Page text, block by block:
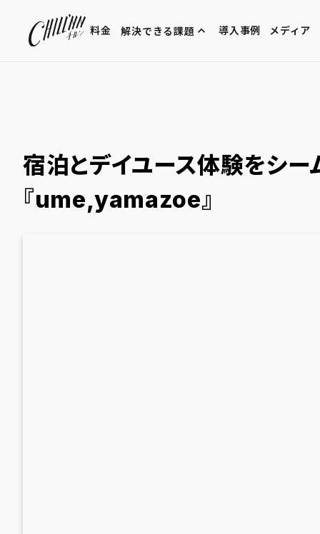
料金 解決できる課題 expand_less 導入事例 メディア
宿泊とデイユース体験をシ
『ume,yamazoe』